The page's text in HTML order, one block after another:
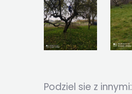
Podziel sie z innymi: